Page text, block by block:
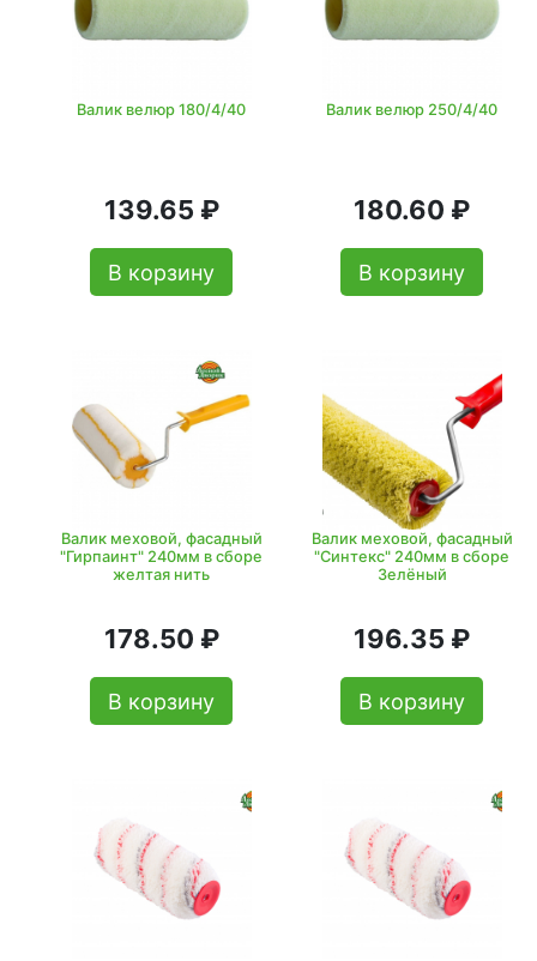
Валик велюр 180/4/40
139.65 ₽
В корзину
Валик велюр 250/4/40
180.60 ₽
В корзину
Валик меховой, фасадный
"Гирпаинт" 240мм в сборе
желтая нить
178.50 ₽
В корзину
Валик меховой, фасадный
"Синтекс" 240мм в сборе
Зелёный
196.35 ₽
В корзину